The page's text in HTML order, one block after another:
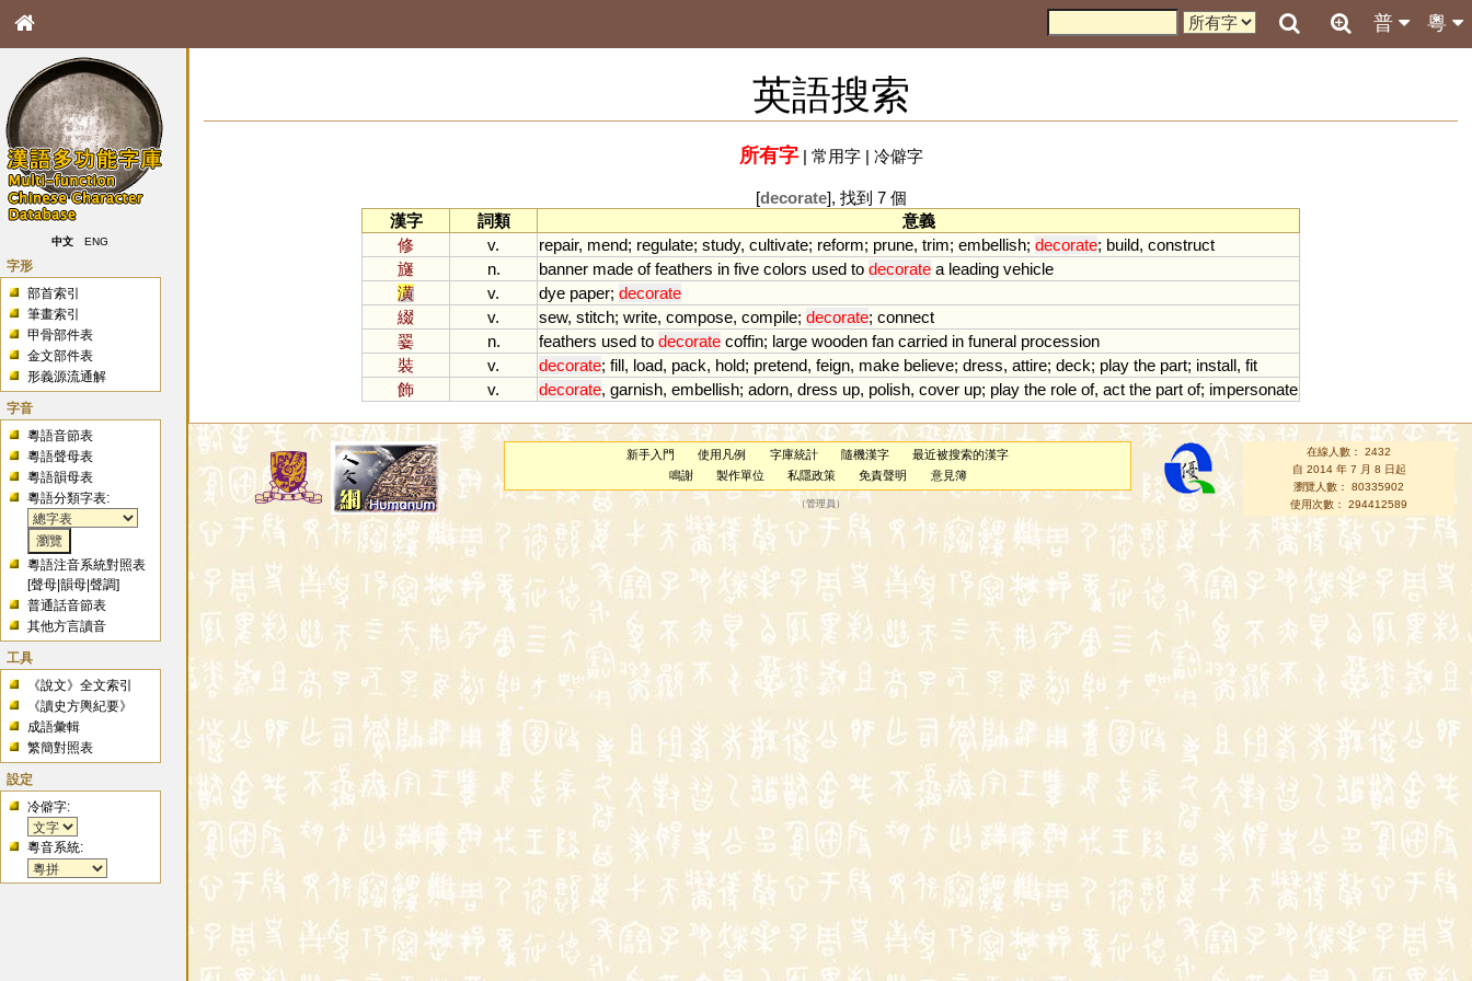
粵
普
中文 ENG
字形
部首索引
筆畫索引
甲骨部件表
金文部件表
形義源流通解
字音
粵語音節表
粵語聲母表
粵語韻母表
粵語分類字表:
粵語注音系統對照表
[聲母 |韻母 |聲調]
普通話音節表
其他方言讀音
工具
《說文》全文索引
《讀史方輿紀要》
成語彙輯
繁簡對照表
設定
冷僻字:
粵音系統:
英語搜索
所有字| 常用字| 冷僻字
[decorate], 找到 7 個
漢字
詞類
意義
修
v. repair, mend; regulate; study, cultivate; reform; prune, trim; embellish; decorate; build, construct
旞
n. banner made of feathers in five colors used to decorate a leading vehicle
潢
v. dye paper; decorate
綴
v. sew, stitch; write, compose, compile; decorate; connect
翣
n. feathers used to decorate coffin; large wooden fan carried in funeral procession
裝
v. decorate; fill, load, pack, hold; pretend, feign, make believe; dress, attire; deck; play the part; install, fit
飾
v. decorate, garnish, embellish; adorn, dress up, polish, cover up; play the role of, act the part of; impersonate
新手入門 使用凡例 字庫統計 隨機漢字
最近被搜索的漢字
鳴謝
製作單位 私隱政策 免責聲明 意見簿
（管理員 ）
在線人數： 2432
自 2014 年 7 月 8 日起
瀏覽人數： 80335902
使用次數： 294412589